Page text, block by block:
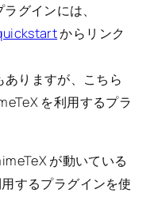
グインには、
からリンク
りますが、こちら
を利用するプラ
が動いている
するプラグインを使